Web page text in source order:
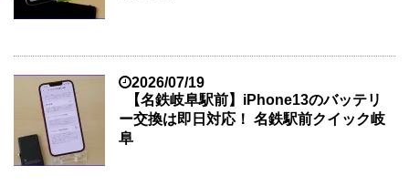
2026/07/19
【名鉄岐阜駅前】iPhone13のバッテリ
ー交換は即日対応！ 名鉄駅前クイック岐
阜